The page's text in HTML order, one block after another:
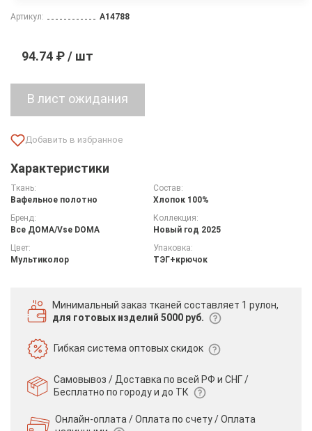
Артикул: A14788
94.74 ₽ / шт
Характеристики
Ткань:
Вафельное полотно
Состав:
Хлопок 100%
Бренд:
Все ДOMA/Vse DOMA
Коллекция:
Новый год 2025
Цвет:
Мультиколор
Упаковка:
ТЭГ+крючок
Минимальный заказ тканей составляет 1 рулон,
для готовых изделий 5000 руб.
Гибкая системаоптовых скидок
Самовывоз / Доставка по всей РФ и СНГ /
Бесплатно по городу и до ТК
Онлайн-оплата / Оплата по счету /Оплата